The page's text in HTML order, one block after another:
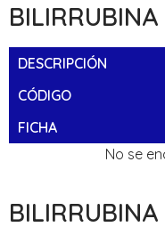
DESCRIPCIÓN
CÓDIGO
FICHA
No se